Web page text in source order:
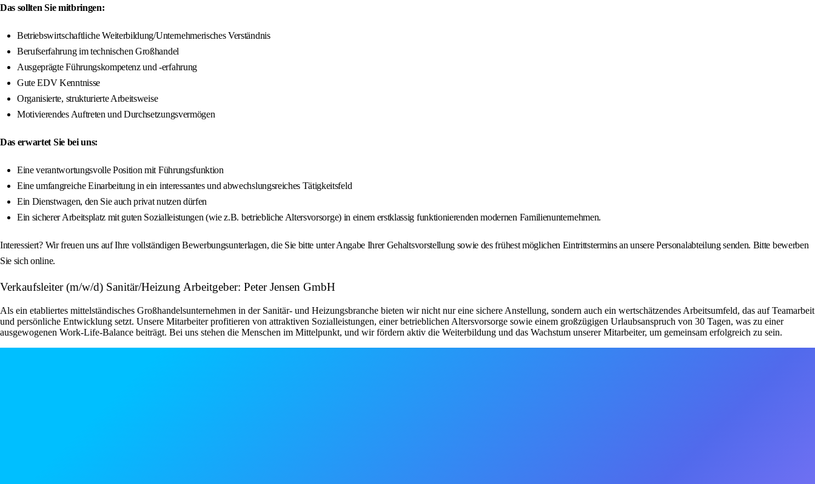
Das sollten Sie mitbringen:
Betriebswirtschaftliche Weiterbildung/Unternehmerisches Verständnis
Berufserfahrung im technischen Großhandel
Ausgeprägte Führungskompetenz und -erfahrung
Gute EDV Kenntnisse
Organisierte, strukturierte Arbeitsweise
Motivierendes Auftreten und Durchsetzungsvermögen
Das erwartet Sie bei uns:
Eine verantwortungsvolle Position mit Führungsfunktion
Eine umfangreiche Einarbeitung in ein interessantes und abwechslungsreiches Tätigkeitsfeld
Ein Dienstwagen, den Sie auch privat nutzen dürfen
Ein sicherer Arbeitsplatz mit guten Sozialleistungen (wie z.B. betriebliche Altersvorsorge) in einem erstklassig funktionierenden modernen Familienunternehmen.
Interessiert? Wir freuen uns auf Ihre vollständigen Bewerbungsunterlagen, die Sie bitte unter Angabe Ihrer Gehaltsvorstellung sowie des frühest möglichen Eintrittstermins an unsere Personalabteilung senden. Bitte bewerben
Sie sich online.
Verkaufsleiter (m/w/d) Sanitär/Heizung Arbeitgeber: Peter Jensen GmbH
Als ein etabliertes mittelständisches Großhandelsunternehmen in der Sanitär- und Heizungsbranche bieten wir nicht nur eine sichere Anstellung, sondern auch ein wertschätzendes Arbeitsumfeld, das auf Teamarbeit
und persönliche Entwicklung setzt. Unsere Mitarbeiter profitieren von attraktiven Sozialleistungen, einer betrieblichen Altersvorsorge sowie einem großzügigen Urlaubsanspruch von 30 Tagen, was zu einer
ausgewogenen Work-Life-Balance beiträgt. Bei uns stehen die Menschen im Mittelpunkt, und wir fördern aktiv die Weiterbildung und das Wachstum unserer Mitarbeiter, um gemeinsam erfolgreich zu sein.